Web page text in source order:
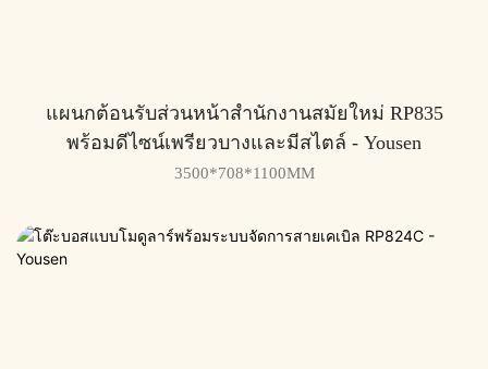
แผนกต้อนรับส่วนหน้าสำนักงานสมัยใหม่ RP835
พร้อมดีไซน์เพรียวบางและมีสไตล์ - Yousen
3500*708*1100MM